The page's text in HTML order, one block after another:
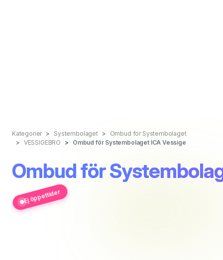
Kategorier Systembolaget
Ombud för Systembolaget
VESSIGEBRO
Ombud för Systembolaget ICA Vessige
Ombud för
Ej öppettider